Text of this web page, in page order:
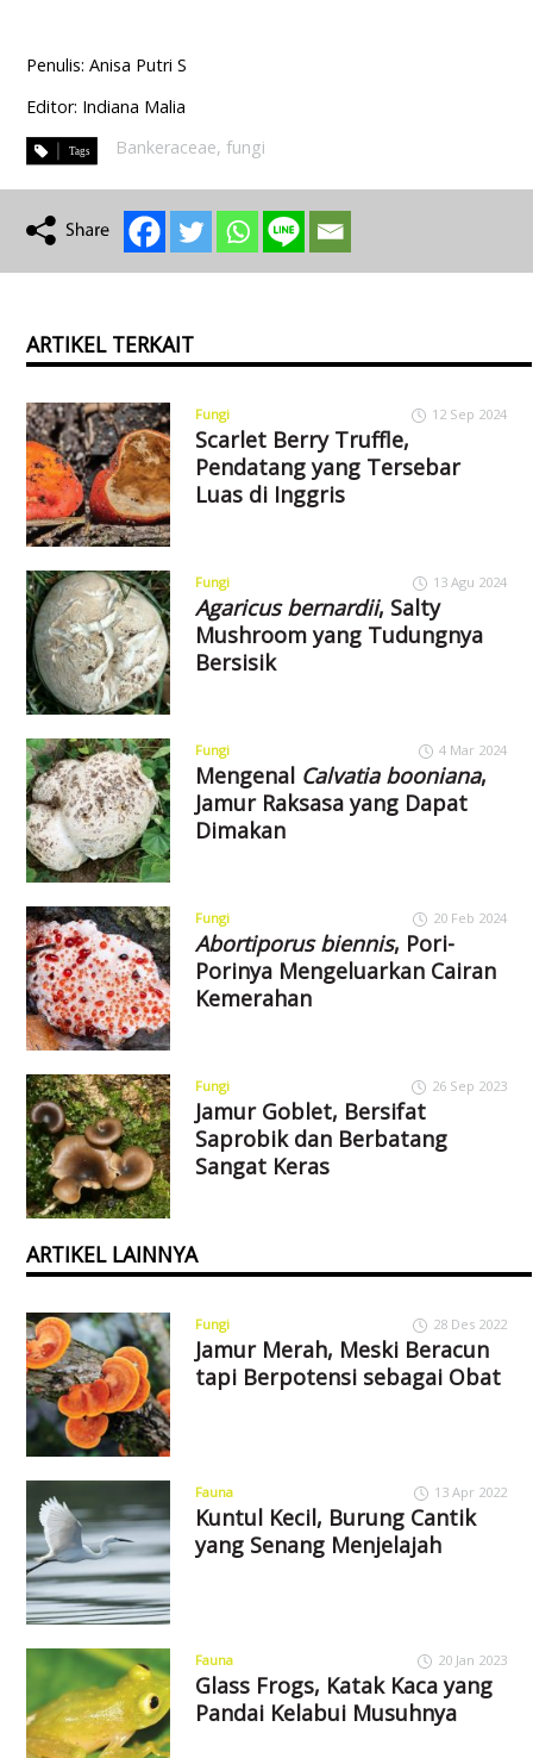
Penulis: Anisa Putri S
Editor: Indiana Malia
Bankeraceae,fungi
ARTIKEL TERKAIT
Fungi 12 Sep 2024
Scarlet Berry Truffle,
Pendatang yang Tersebar
Luas di Inggris
Fungi 13 Agu 2024
Agaricus bernardii, Salty
Mushroom yang Tudungnya
Bersisik
Fungi 4 Mar 2024
Mengenal Calvatia booniana,
Jamur Raksasa yang Dapat
Dimakan
Fungi 20 Feb 2024
Abortiporus biennis, Pori-
Porinya Mengeluarkan Cairan
Kemerahan
Fungi 26 Sep 2023
Jamur Goblet, Bersifat
Saprobik dan Berbatang
Sangat Keras
ARTIKEL LAINNYA
Fungi 28 Des 2022
Jamur Merah, Meski Beracun
tapi Berpotensi sebagai Obat
Fauna 13 Apr 2022
Kuntul Kecil, Burung Cantik
yang Senang Menjelajah
Fauna 20 Jan 2023
Glass Frogs, Katak Kaca yang
Pandai Kelabui Musuhnya